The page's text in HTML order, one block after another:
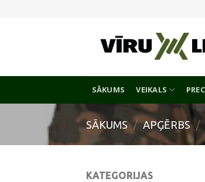
SĀKUMS VEIKALS
SĀKUMS / APĢĒRBS /
KATEGORIJAS